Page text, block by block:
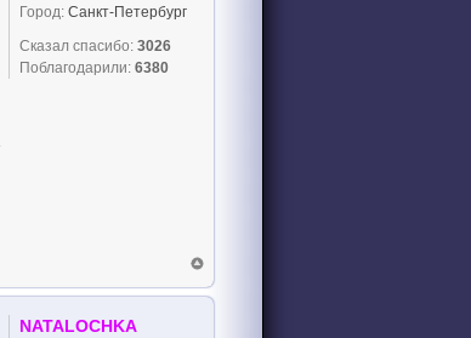
Город: Санкт-Петербург
Сказал спасибо: 3026
Поблагодарили: 6380
NATALOCHKA